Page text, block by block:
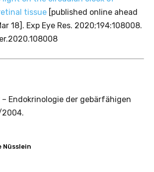
tissue [published online ahead
18]. Exp Eye Res. 2020;194:108008.
Endokrinologie der gebärfähigen
2004.
Nüsslein